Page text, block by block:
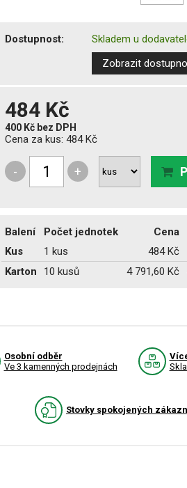
Dostupnost: Skladem u
Zobrazit
484 Kč
400 Kč bez DPH
Cena za kus:484 Kč
- +
Balení Počet jednotek Cena
Kus
1 kus 484 Kč
Karton
10 kusů 4 791,60 Kč
Osobní odběr
Ve 3 kamenných prodejnách
Stovky spokojených